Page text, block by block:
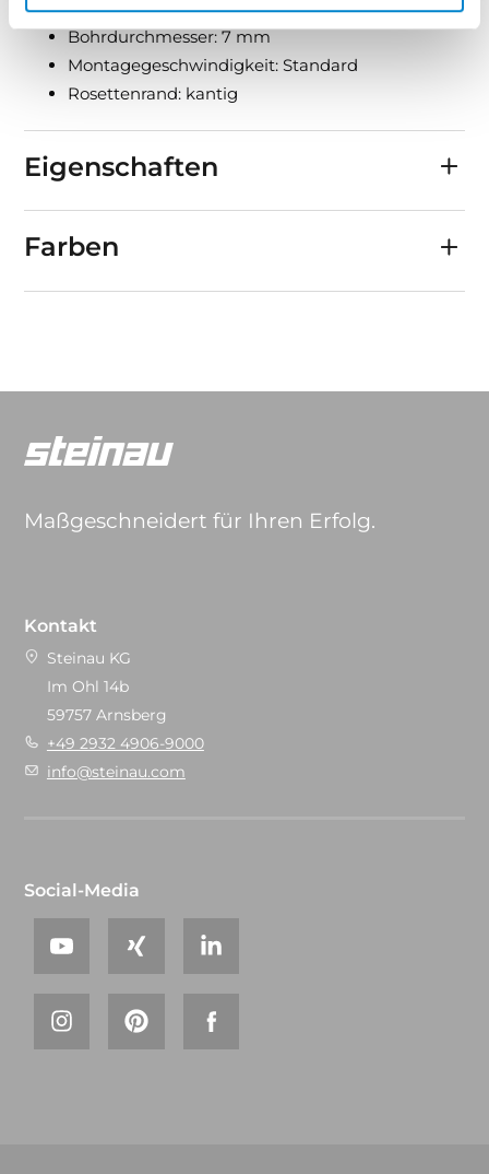
Festdrehbar gelagert: Ja
Bohrdurchmesser: 7 mm
Montagegeschwindigkeit: Standard
Rosettenrand: kantig
Eigenschaften
Farben
Maßgeschneidert für Ihren Erfolg.
Kontakt
Steinau KG
Im Ohl 14b
59757 Arnsberg
+49 2932 4906-9000
info@steinau.com
Social-Media